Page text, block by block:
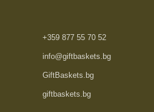
+359 877 55 70 52
info@giftbaskets.bg
GiftBaskets.bg
giftbaskets.bg